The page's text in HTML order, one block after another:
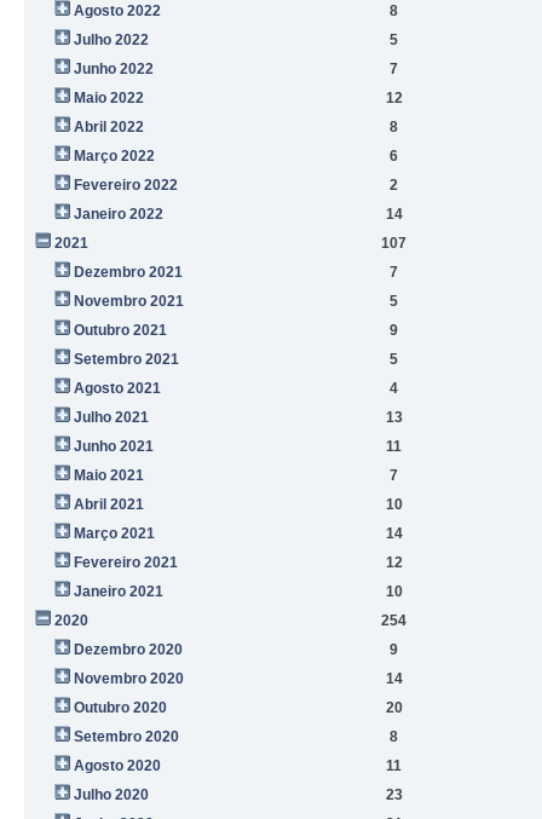
Agosto 2022
8
Julho 2022
5
Junho 2022
7
Maio 2022
12
Abril 2022
8
Março 2022
6
Fevereiro 2022
2
Janeiro 2022
14
2021
107
Dezembro 2021
7
Novembro 2021
5
Outubro 2021
9
Setembro 2021
5
Agosto 2021
4
Julho 2021
13
Junho 2021
11
Maio 2021
7
Abril 2021
10
Março 2021
14
Fevereiro 2021
12
Janeiro 2021
10
2020
254
Dezembro 2020
9
Novembro 2020
14
Outubro 2020
20
Setembro 2020
8
Agosto 2020
11
Julho 2020
23